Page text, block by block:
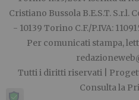
Cristiano Bussola B.E.S.T. S.r.l.
- 10139 Torino C.F./P.IVA:
Per comunicati stampa,
Tutti i diritti riservati |
Consulta la